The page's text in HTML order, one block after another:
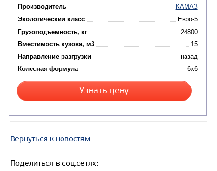
Колесная формула
Узнать цену
САМОСВАЛ КАМАЗ-65801
Вернуться к новостям
Поделиться в соц.сетях: